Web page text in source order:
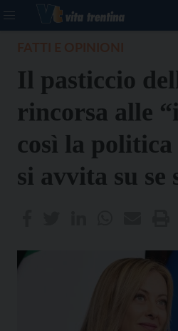
Il pasticcio
rincorsa alle
così la
si avvita su se